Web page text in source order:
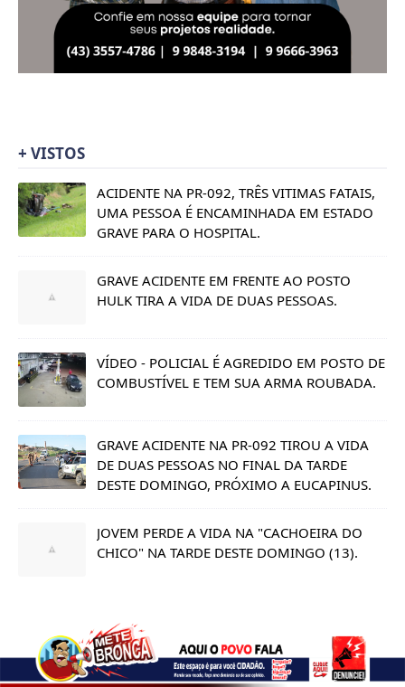
+ VISTOS
ACIDENTE NA PR-092, TRÊS VITIMAS FATAIS,
UMA PESSOA É ENCAMINHADA EM ESTADO
GRAVE PARA O HOSPITAL.
GRAVE ACIDENTE EM FRENTE AO POSTO
HULK TIRA A VIDA DE DUAS PESSOAS.
VÍDEO - POLICIAL É AGREDIDO EM POSTO DE
COMBUSTÍVEL E TEM SUA ARMA ROUBADA.
GRAVE ACIDENTE NA PR-092 TIROU A VIDA
DE DUAS PESSOAS NO FINAL DA TARDE
DESTE DOMINGO, PRÓXIMO A EUCAPINUS.
JOVEM PERDE A VIDA NA "CACHOEIRA DO
CHICO" NA TARDE DESTE DOMINGO (13).